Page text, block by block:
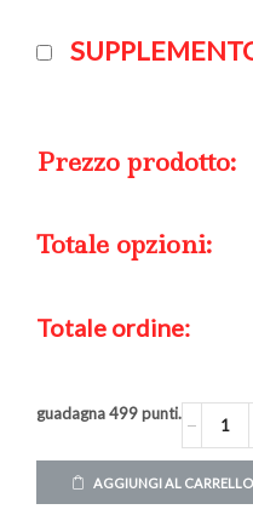
Prezzo prodotto:
Totale opzioni:
Totale ordine:
guadagna499punti.
AGGIUNGI AL CARRELLO